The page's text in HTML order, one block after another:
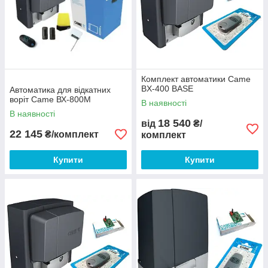
автоматика для важких
відкатних воріт вагою до
600 кг, шириною проїзду
до шести метрів і
плюсів автоматики для
воріт Nice ROX 600 є її
доступна вартість, а так
оснащення не
оригінальними
аксесуарами від інших
виробників, ще більш
Плавна робота якісних приводів
1 Сучасна конструкція 3 Системи
Автоматика для відкатних
воріт Came ВХ-800М
В наявності
22 145 ₴/комплект
Купити
Комплект автоматики Came
BX-400 BASE
В наявності
від 18 540 ₴/
комплект
Купити